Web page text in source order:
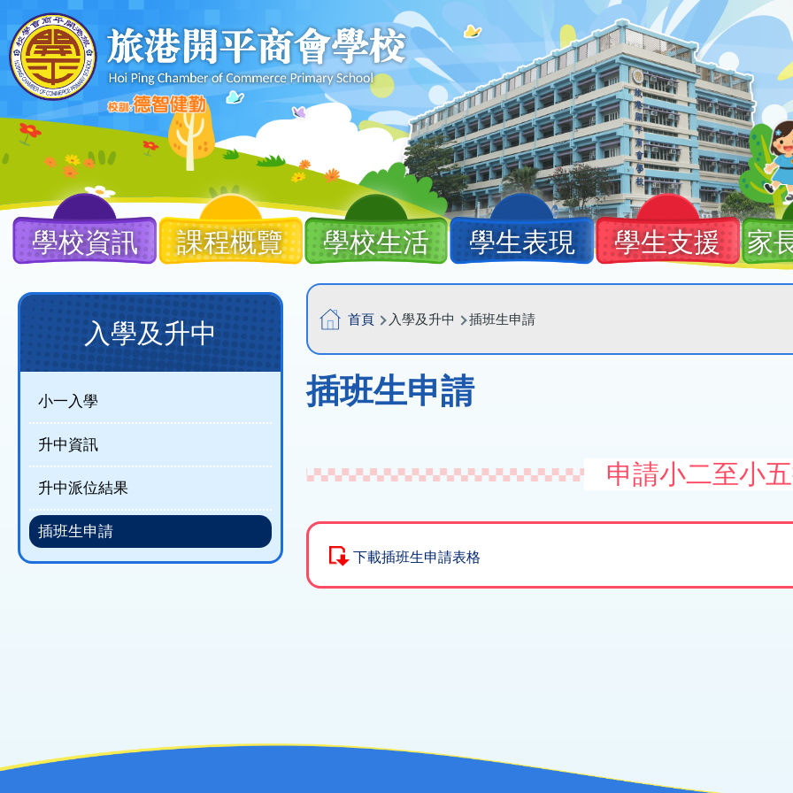
移至主內容
Main
navigation
學校資訊 課程概覽 學校生活 學生表現 學生支援 家
導
航
連
結
首頁 入學及升中 插班生申請
插班生申請
申請小二至小
下載插班生申請表格
Main
navigation
(new)
入學及升中
小一入學
升中資訊
升中派位結果
插班生申請